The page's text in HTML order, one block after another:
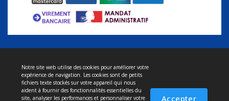
À propos de nous
Politique de confidentialité
Conditions et service
Notre site web utilise des cookies pour améliorer votre
expérience de navigation. Les cookies sont de petits
fichiers texte stockés sur votre appareil qui nous
aident à fournir des fonctionnalités essentielles du
site, analyser les performances et personnaliser votre
Accepter